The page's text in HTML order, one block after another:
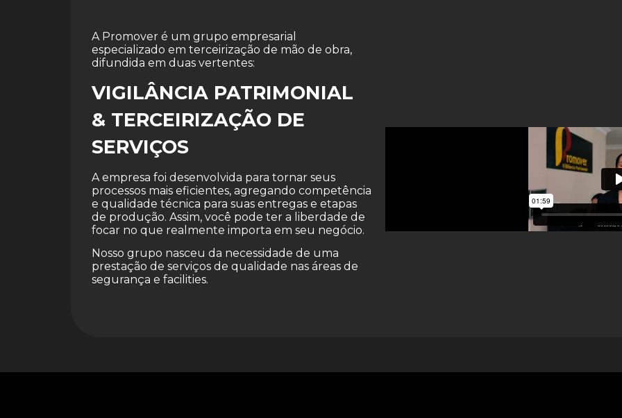
A Promover é um grupo empresarial
especializado em terceirização de mão de obra,
difundida em duas vertentes:
VIGILÂNCIA PATRIMONIAL
& TERCEIRIZAÇÃO DE
SERVIÇOS
A empresa foi desenvolvida para tornar seus
processos mais eficientes, agregando competência
e qualidade técnica para suas entregas e etapas
de produção. Assim, você pode ter a liberdade de
focar no que realmente importa em seu negócio.
Nosso grupo nasceu da necessidade de uma
prestação de serviços de qualidade nas áreas de
segurança e facilities.